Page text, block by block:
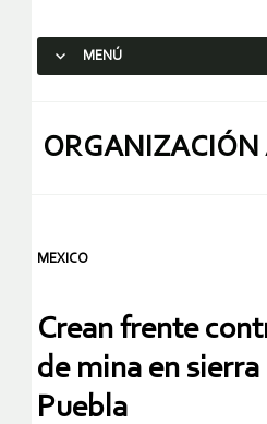
MENÚ
MEXICO
Crean frente
de mina en
Puebla